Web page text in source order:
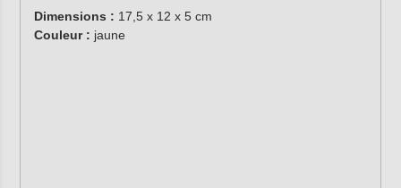
Dimensions : 17,5 x 12 x 5 cm
Couleur : jaune